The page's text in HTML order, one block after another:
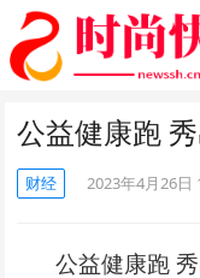
公益健康跑
财经 2023年4月26日
公益健康跑